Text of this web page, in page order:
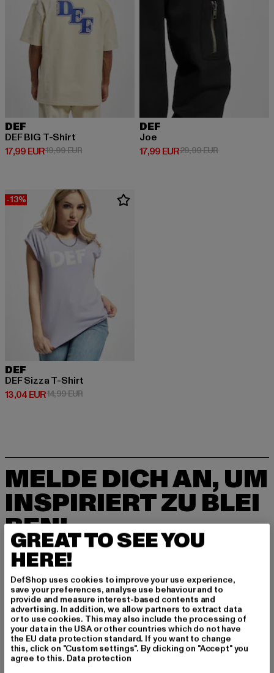
DEF
DEF BIG T-Shirt
17,99 EUR
Derzeitiger Preis: 17,99 EUR
19,99 EURAktionspreis: 19,99 EUR
DEF
Joe
17,99 EUR
Derzeitiger Preis: 17,99 EUR
29,99 EURAktionspreis:
-13%
DEF
DEF Sizza T-Shirt
13,04 EUR
Derzeitiger Preis: 13,04 EUR
14,99 EURAktionspreis: 14,99 EUR
MELDE DICH AN, UM
INSPIRIERT ZU BLEI
BEN!
Melde dich hier für unseren Newsletter an und
erhalte künftig Informationen über aktuelle Tre
nds, Angebote und Gutscheine von DefShop p
er E-Mail!
An welchen Produkten bist du interessiert?
MÄNNER
FRAUEN
GREAT TO SEE YOU
HERE!
DefShop uses cookies to improve your use experience,
save your preferences, analyse use behaviour and to
provide and measure interest-based contents and
advertising. In addition, we allow partners to extract data
or to use cookies. This may also include the processing of
your data in the USA or other countries which do not have
the EU data protection standard. If you want to change
this, click on "Custom settings". By clicking on "Accept" you
agree to this. Data protection